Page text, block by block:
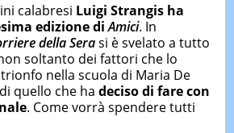
DI
calabresi Luigi Strangis ha
edizione diAmici. In
della Serasi è svelato a tutto
soltanto dei fattori che lo
nella scuola di Maria De
quello che ha deciso di fare con
. Come vorrà spendere tutti